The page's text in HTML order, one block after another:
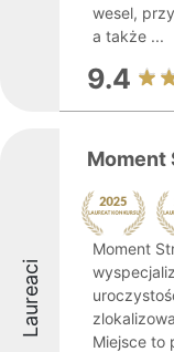
wesel,
a także ...
9.4
Laureaci
Moment
Moment
Miejsce to